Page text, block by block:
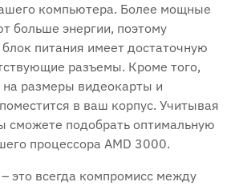
компьютера. Более мощные
больше энергии, поэтому
питания имеет достаточную
разъемы. Кроме того,
размеры видеокарты и
в ваш корпус. Учитывая
сможете подобрать оптимальную
процессора AMD 3000.
это всегда компромисс между